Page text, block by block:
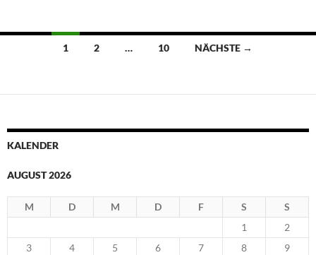
Beitragsnavigation
1 2 … 10 NÄCHSTE →
KALENDER
AUGUST 2026
M D M D F S S
1
2
3
4 5 6 7 8
9